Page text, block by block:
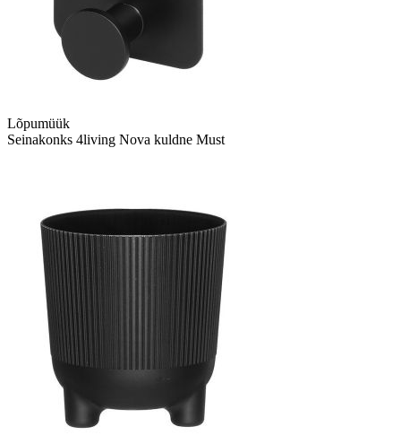
Lõpumüük
Seinakonks 4living Nova kuldne Must